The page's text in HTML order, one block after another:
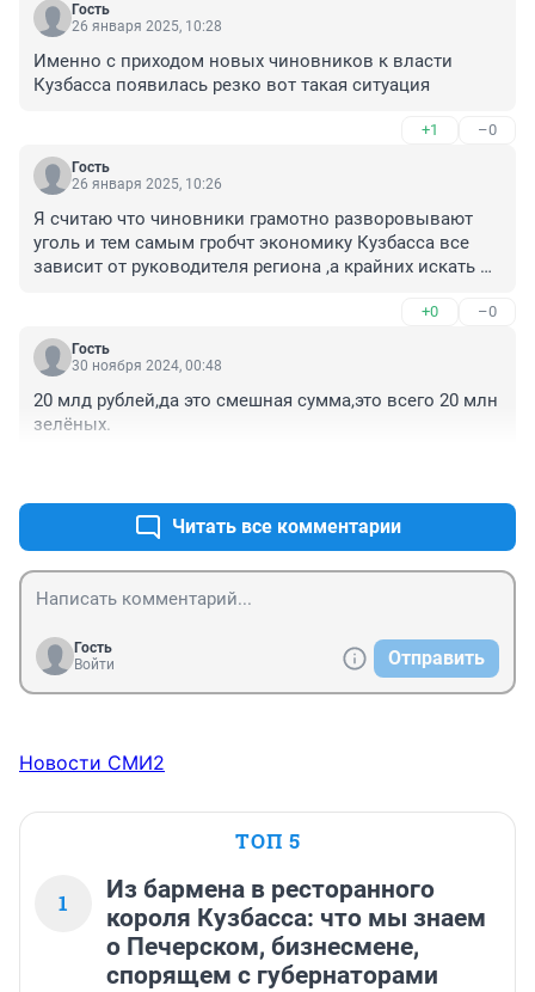
Гость
26 января 2025, 10:28
Именно с приходом новых чиновников к власти
Кузбасса появилась резко вот такая ситуация
+1 –0
Гость
26 января 2025, 10:26
Я считаю что чиновники грамотно разворовывают
уголь и тем самым гробчт экономику Кузбасса все
зависит от руководителя региона ,а крайних искать не
+0 –0
Гость
30 ноября 2024, 00:48
20 млд рублей,да это смешная сумма,это всего 20 млн
зелёных.
Читать все комментарии
Гость
Войти
Отправить
Новости СМИ2
ТОП 5
1
Из бармена в ресторанного
короля Кузбасса: что мы знаем
о Печерском, бизнесмене,
спорящем с губернаторами